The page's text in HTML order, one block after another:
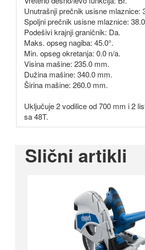
Unutrašnji prečnik usisne mlaznice:
Spoljni prečnik usisne mlaznice:
Podešivi krajnji graničnik: Da.
Maks. opseg nagiba: 45.0°.
Min. opseg okretanja: 0.0 n/a.
Visina mašine: 235.0 mm.
Dužina mašine: 340.0 mm.
Širina mašine: 260.0 mm.
Uključuje 2 vodilice od 700 mm i 2
sa 48T.
Slični artikli